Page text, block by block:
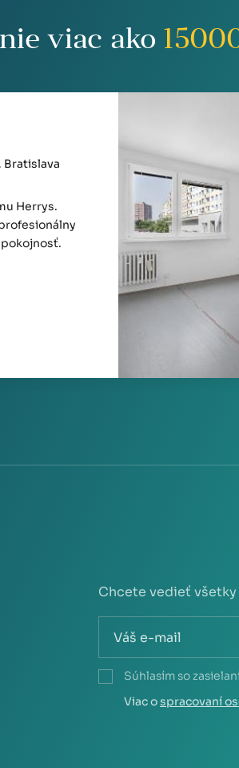
viac ako
Bratislava
Herrys.
Chcete vedieť
Súhlasím so
Viac ospracovaní